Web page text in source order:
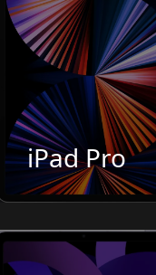
iPad Pro